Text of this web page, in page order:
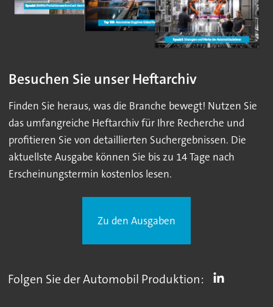
Besuchen Sie unser Heftarchiv
Finden Sie heraus, was die Branche bewegt! Nutzen Sie
das umfangreiche Heftarchiv für Ihre Recherche und
profitieren Sie von detaillierten Suchergebnissen. Die
aktuellste Ausgabe können Sie bis zu 14 Tage nach
Erscheinungstermin kostenlos lesen.
Zu den Ausgaben
Folgen Sie der Automobil Produktion: